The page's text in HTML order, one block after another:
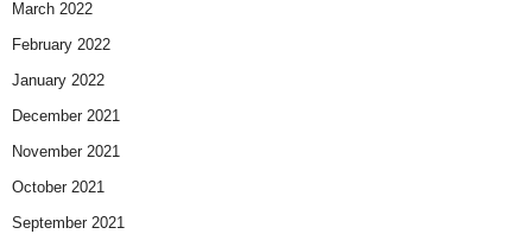
March 2022
February 2022
January 2022
December 2021
November 2021
October 2021
September 2021